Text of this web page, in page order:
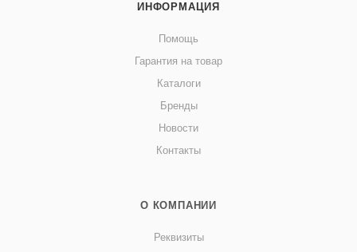
ИНФОРМАЦИЯ
Помощь
Гарантия на товар
Каталоги
Бренды
Новости
Контакты
О КОМПАНИИ
Реквизиты